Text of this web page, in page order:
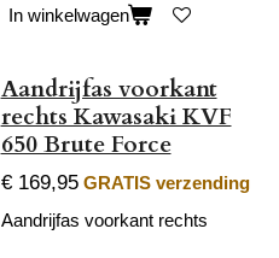
In winkelwagen
Aandrijfas voorkant
rechts Kawasaki KVF
650 Brute Force
€ 169,95 GRATIS verzending
Aandrijfas voorkant rechts